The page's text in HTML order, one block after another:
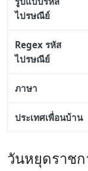
ไปรษณีย์
Regex รหัส
ไปรษณีย์
ภาษา
ประเทศเพื่อนบ้าน
วันหยุดราช